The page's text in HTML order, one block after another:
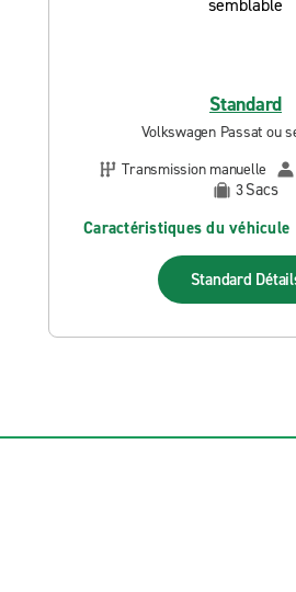
Standard
Volkswagen Passat ou
Transmission manuelle
3Sacs
Caractéristiques du véhicule
Standard